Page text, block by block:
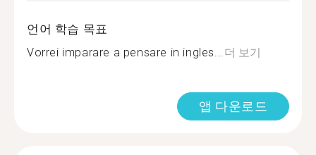
언어 학습 목표
Vorrei imparare a pensare in ingles... 더 보기
앱 다운로드